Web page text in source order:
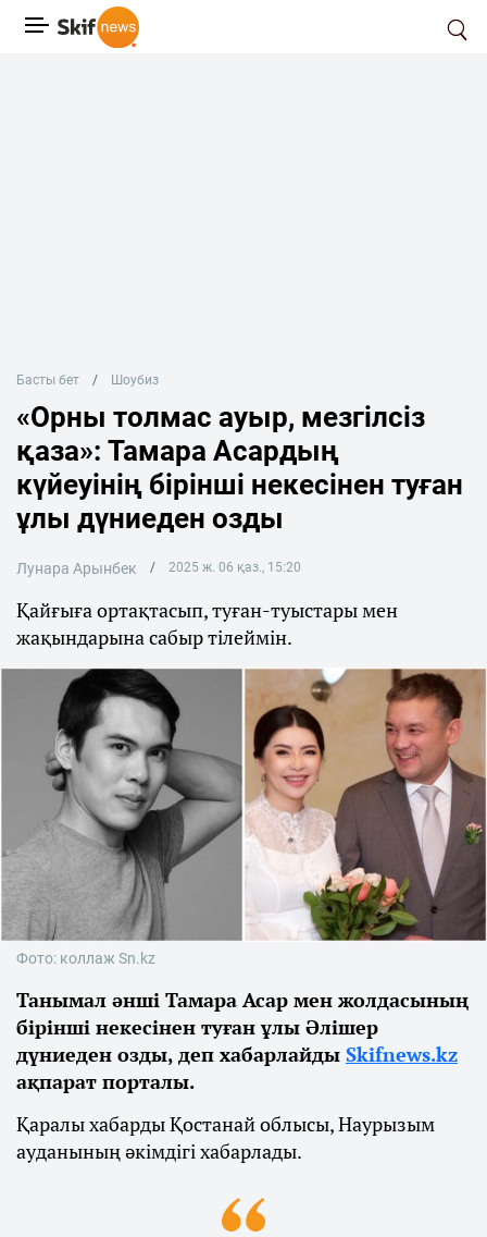
Басты бет Шоубиз
«Орны толмас ауыр, мезгілсіз
қаза»: Тамара Асардың
күйеуінің бірінші некесінен туған
ұлы дүниеден озды
Лунара Арынбек 2025 ж. 06 қаз., 15:20
Қайғыға ортақтасып, туған-туыстары мен
жақындарына сабыр тілеймін.
Фото: коллаж Sn.kz
Танымал әнші Тамара Асар мен жолдасының
бірінші некесінен туған ұлы Әлішер
дүниеден озды, деп хабарлайды Skifnews.kz
ақпарат порталы.
Қаралы хабарды Қостанай облысы, Наурызым
ауданының әкімдігі хабарлады.